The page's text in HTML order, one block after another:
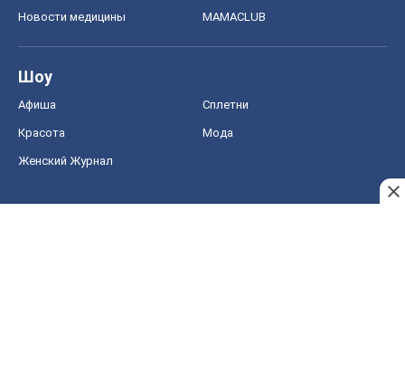
Новости медицины MAMACLUB
Шоу
Афиша Сплетни
Красота Мода
Женский Журнал